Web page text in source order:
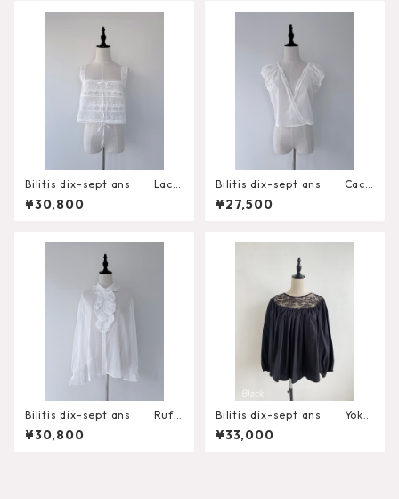
Bilitis dix-sept ans Lace
Combination Camisole 2
911-946
¥30,800
Bilitis dix-sept ans Cach
e-coeur Tops 2911-945
¥27,500
Bilitis dix-sept ans Ruffl
e Frill Blouse
¥30,800
Bilitis dix-sept ans Yoke
Lace Blouse 2911-832
¥33,000